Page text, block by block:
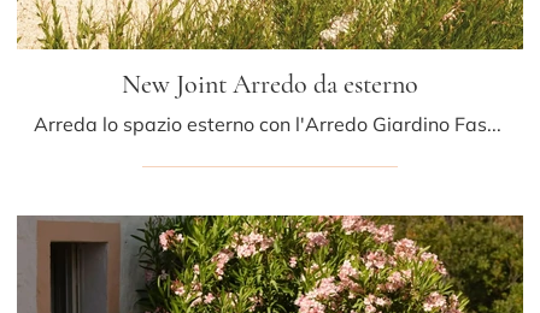
New Joint Arredo da esterno
Arreda lo spazio esterno con l'Arredo Giardino Fast! Set e divani da giardino in tessuto, come il modello New Joint Arredo da esterno, ti attendono!